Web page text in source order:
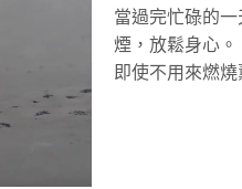
當過完忙碌的
煙，放鬆身心。
即使不用來燃